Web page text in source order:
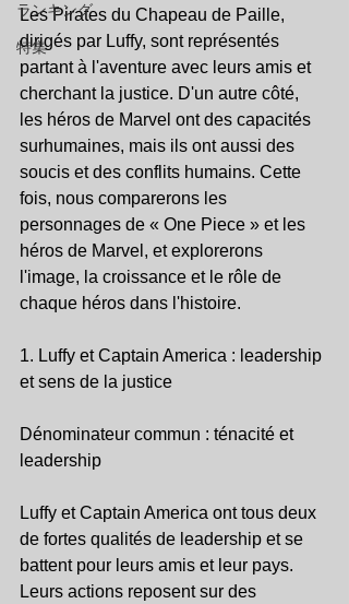
ランキング
特集
Les Pirates du Chapeau de Paille,
dirigés par Luffy, sont représentés
partant à l'aventure avec leurs amis et
cherchant la justice. D'un autre côté,
les héros de Marvel ont des capacités
surhumaines, mais ils ont aussi des
soucis et des conflits humains. Cette
fois, nous comparerons les
personnages de « One Piece » et les
héros de Marvel, et explorerons
l'image, la croissance et le rôle de
chaque héros dans l'histoire.
1. Luffy et Captain America : leadership
et sens de la justice
Dénominateur commun : ténacité et
leadership
Luffy et Captain America ont tous deux
de fortes qualités de leadership et se
battent pour leurs amis et leur pays.
Leurs actions reposent sur des